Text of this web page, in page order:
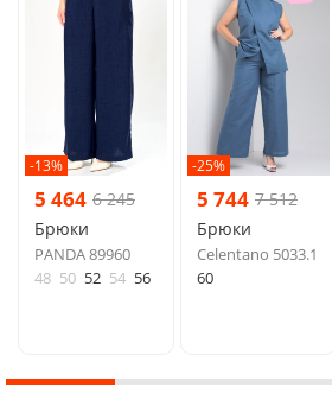
-13%
5 464 6 245
Брюки
PANDA 89960
48 50 52 54 56
-25%
5 744 7 512
Брюки
Celentano 5033.1
60